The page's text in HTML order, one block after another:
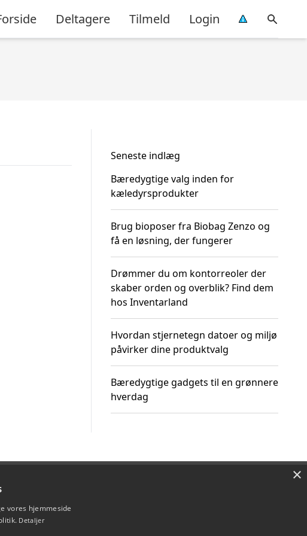
Deltagere Tilmeld Login
Seneste indlæg
Bæredygtige valg inden for
kæledyrsprodukter
Brug bioposer fra Biobag Zenzo og
få en løsning, der fungerer
Drømmer du om kontorreoler der
skaber orden og overblik? Find dem
hos Inventarland
Hvordan stjernetegn datoer og miljø
påvirker dine produktvalg
Bæredygtige gadgets til en grønnere
hverdag
×
vores hjemmeside
Detaljer